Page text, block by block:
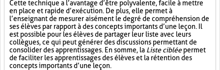
Cette technique a l’avantage d’être polyvalente, facile à mettre
en place et rapide d’exécution. De plus, elle permet à
l’enseignant de mesurer aisément le degré de compréhension de
ses élèves par rapport à des concepts importants d’une leçon. Il
est possible pour les élèves de partager leur liste avec leurs
collègues, ce qui peut générer des discussions permettant de
consolider des apprentissages. En somme, la Liste cibléepermet
de faciliter les apprentissages des élèves et la rétention des
concepts importants d’une leçon.